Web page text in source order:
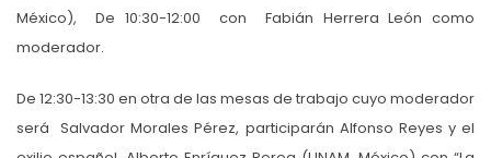
México), De 10:30-12:00 con Fabián Herrera León como
moderador.
De 12:30-13:30 en otra de las mesas de trabajo cuyo moderador
será Salvador Morales Pérez, participarán Alfonso Reyes y el